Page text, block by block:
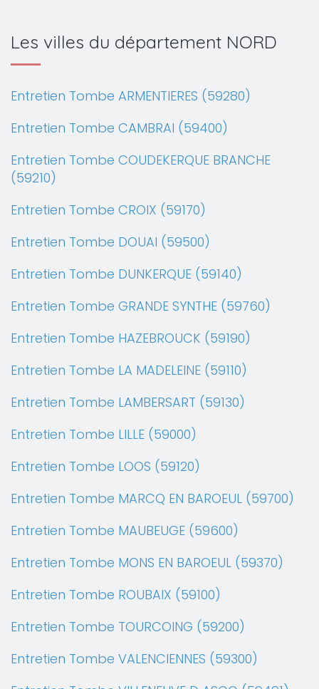
Les villes du département NORD
Entretien Tombe ARMENTIERES (59280)
Entretien Tombe CAMBRAI (59400)
Entretien Tombe COUDEKERQUE BRANCHE
(59210)
Entretien Tombe CROIX (59170)
Entretien Tombe DOUAI (59500)
Entretien Tombe DUNKERQUE (59140)
Entretien Tombe GRANDE SYNTHE (59760)
Entretien Tombe HAZEBROUCK (59190)
Entretien Tombe LA MADELEINE (59110)
Entretien Tombe LAMBERSART (59130)
Entretien Tombe LILLE (59000)
Entretien Tombe LOOS (59120)
Entretien Tombe MARCQ EN BAROEUL (59700)
Entretien Tombe MAUBEUGE (59600)
Entretien Tombe MONS EN BAROEUL (59370)
Entretien Tombe ROUBAIX (59100)
Entretien Tombe TOURCOING (59200)
Entretien Tombe VALENCIENNES (59300)